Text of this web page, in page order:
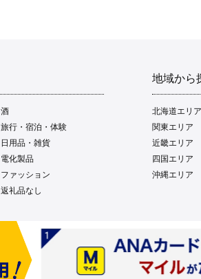
酒
旅行・宿泊・体験
日用品・雑貨
電化製品
ファッション
返礼品なし
地域から
北海道エリア
関東エリア
近畿エリア
四国エリア
沖縄エリア